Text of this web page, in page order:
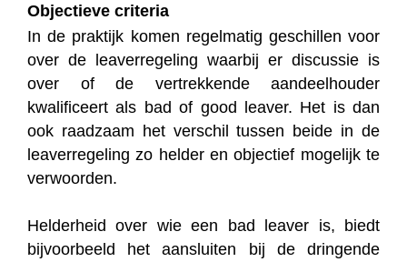
Objectieve criteria
In de praktijk komen regelmatig geschillen voor
over de leaverregeling waarbij er discussie is
over of de vertrekkende aandeelhouder
kwalificeert als bad of good leaver. Het is dan
ook raadzaam het verschil tussen beide in de
leaverregeling zo helder en objectief mogelijk te
verwoorden.
Helderheid over wie een bad leaver is, biedt
bijvoorbeeld het aansluiten bij de dringende